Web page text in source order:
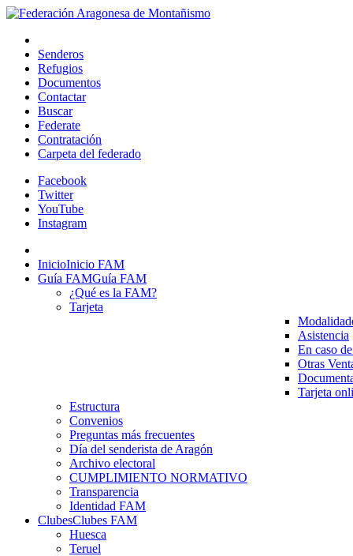
Senderos
Refugios
Documentos
Contactar
Buscar
Federate
Contratación
Carpeta del federado
Facebook
Twitter
YouTube
Instagram
InicioInicio FAM
Guía FAMGuía FAM
¿Qué es la FAM?
Tarjeta
Asistencia
En caso
Otras
Tarjeta
Estructura
Convenios
Preguntas más frecuentes
Día del senderista de Aragón
Archivo electoral
CUMPLIMIENTO NORMATIVO
Transparencia
Identidad FAM
ClubesClubes FAM
Huesca
Teruel